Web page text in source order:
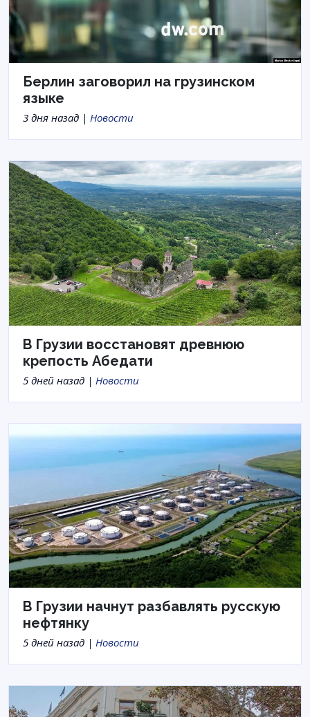
Берлин заговорил на грузинском
языке
3 дня назад | Новости
В Грузии восстановят древнюю
крепость Абедати
5 дней назад | Новости
В Грузии начнут разбавлять русскую
нефтянку
5 дней назад | Новости